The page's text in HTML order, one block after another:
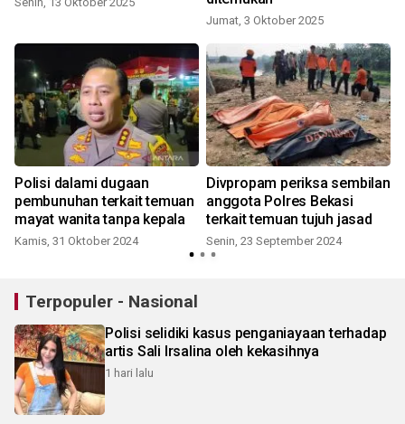
Jumat, 3 Oktober 2025
Polisi dalami dugaan
pembunuhan terkait temuan
mayat wanita tanpa kepala
Kamis, 31 Oktober 2024
Divpropam periksa sembilan
anggota Polres Bekasi
terkait temuan tujuh jasad
Senin, 23 September 2024
Terpopuler - Nasional
Polisi selidiki kasus penganiayaan terhadap
artis Sali Irsalina oleh kekasihnya
1 hari lalu